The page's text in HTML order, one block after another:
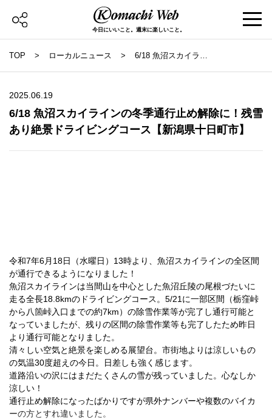
今日にいいこと。週末に楽しいこと。
TOP ローカルニュース
6/18 魚沼スカイライ
に！残雪あり絶景ドラ
2025.06.19
6/18 魚沼スカイラインの冬季通行止め解除に！残雪
あり絶景ドライビングコース【新潟県十日町市】
令和7年6月18日（水曜日）13時より、魚沼スカイラインの全区間
が通行できるようになりました！
魚沼スカイラインは当間山を中心とした魚沼丘陵の尾根づたいに
走る全長18.8kmのドライビングコース。5/21に一部区間（栃窪峠
から八箇峠入口までの約7km）の除雪作業等が完了し通行可能と
なっていましたが、残りの区間の除雪作業等も完了したため昨日
より通行可能となりました。
清々しい空気と絶景を楽しめる展望台。市街地よりは涼しいもの
の気温30度超えの今日。日差しも強く感じます。
道路沿いの沢にはまだたくさんの雪が残っていました。心なしか
涼しい！
通行止め解除になったばかりですが県外ナンバーや複数のバイカ
ーの方とすれ違いました。